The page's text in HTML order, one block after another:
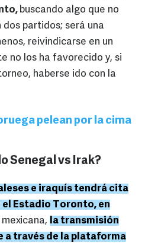
buscando algo que no
dos partidos; será una
reivindicarse en un
no los ha favorecido y, si
haberse ido con la
pelean por la cima
Senegal vs Irak?
e iraquís tendrá cita
el Estadio Toronto, en
la transmisión
a través de la plataforma